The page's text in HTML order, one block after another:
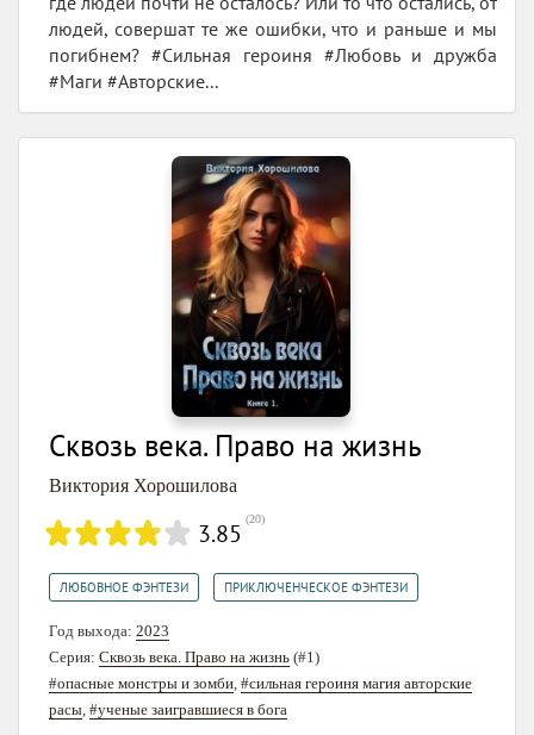
людей, совершат те же ошибки, что и раньше и мы
погибнем? #Сильная героиня #Любовь и дружба
#Маги #Авторские...
Сквозь века. Право на жизнь
Виктория Хорошилова
3.85 (20)
ЛЮБОВНОЕ ФЭНТЕЗИ ПРИКЛЮЧЕНЧЕСКОЕ ФЭНТЕЗИ
Год выхода: 2023
Серия: Сквозь века. Право на жизнь (#1)
#опасные монстры и зомби, #сильная героиня магия авторские
расы, #ученые заигравшиеся в бога